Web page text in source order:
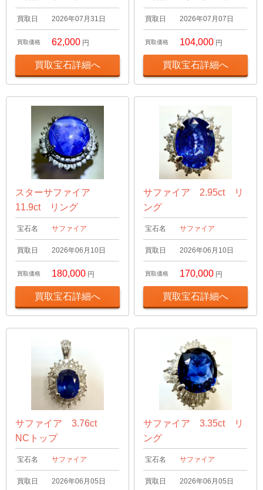
買取日 2026年07月31日
買取価格 62,000 円
買取宝石詳細へ
買取日 2026年07月07日
買取価格 104,000 円
買取宝石詳細へ
スターサファイア
11.9ct リング
宝石名 サファイア
買取日 2026年06月10日
買取価格 180,000 円
買取宝石詳細へ
サファイア 2.95ct リ
ング
宝石名 サファイア
買取日 2026年06月10日
買取価格 170,000 円
買取宝石詳細へ
サファイア 3.76ct
NCトップ
宝石名 サファイア
買取日 2026年06月05日
サファイア 3.35ct リ
ング
宝石名 サファイア
買取日 2026年06月05日